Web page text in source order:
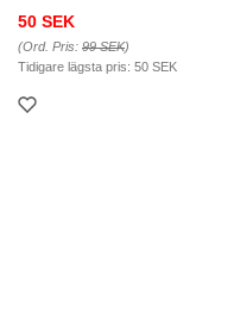
50 SEK
(Ord. Pris: 99 SEK)
Tidigare lägsta pris: 50 SEK